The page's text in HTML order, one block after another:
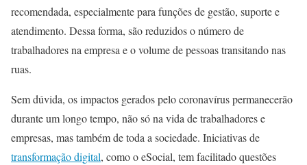
recomendada, especialmente para funções de gestão, suporte e
atendimento. Dessa forma, são reduzidos o número de
trabalhadores na empresa e o volume de pessoas transitando nas
ruas.
Sem dúvida, os impactos gerados pelo coronavírus permanecerão
durante um longo tempo, não só na vida de trabalhadores e
empresas, mas também de toda a sociedade. Iniciativas de
transformação digital, como o eSocial, tem facilitado questões